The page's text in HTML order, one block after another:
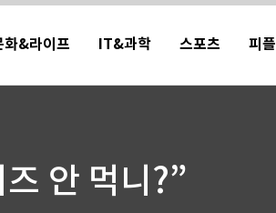
화&라이프 IT&과학 스포츠 피플
안 먹니?”